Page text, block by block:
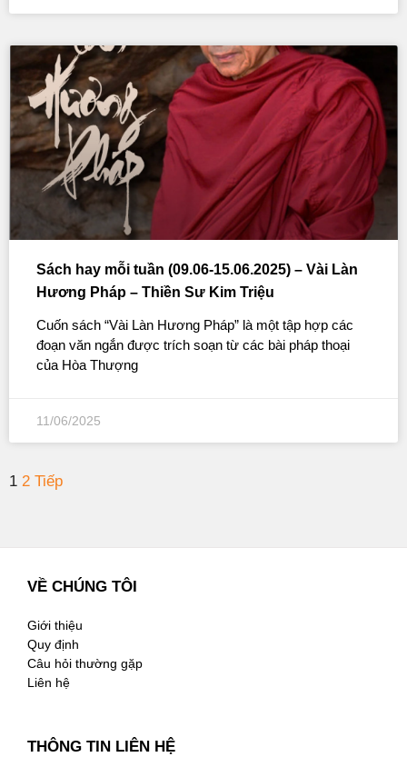
Sách hay mỗi tuần (09.06-15.06.2025) – Vài Làn
Hương Pháp – Thiền Sư Kim Triệu
Cuốn sách “Vài Làn Hương Pháp” là một tập hợp các
đoạn văn ngắn được trích soạn từ các bài pháp thoại
của Hòa Thượng
11/06/2025
1 2 Tiếp
VỀ CHÚNG TÔI
Giới thiệu
Quy định
Câu hỏi thường gặp
Liên hệ
THÔNG TIN LIÊN HỆ